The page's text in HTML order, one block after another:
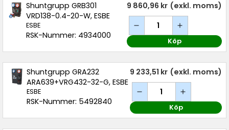
Shuntgrupp GRB301
VRD138-0.4-20-W, ESBE
ESBE
RSK-Nummer: 4934000
9 860,96 kr (exkl. moms)
Köp
Shuntgrupp GRA232
ARA639+VRG432-32-G, ESBE
ESBE
RSK-Nummer: 5492840
9 233,51 kr (exkl. moms)
Köp